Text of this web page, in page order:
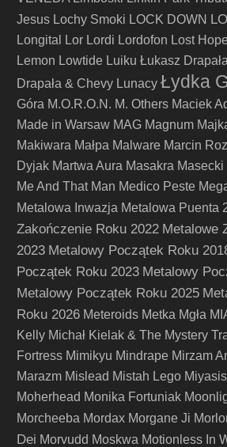
Jesus Lochy Smoki LOCK DOWN
Longital Lor Lordi Lordofon Lost
Lemon Lowtide Luiku Łukasz
Drapała & Chevy Lunacy Łydka
Góra M.O.R.O.N. M. Others Maciek
Made in Warsaw MAG Magnum
Makiwara Małpa Malware Marcin
Dyjak Martwa Aura Masakra
Me And That Man Medico Peste
Metalowa Inwazja Metalowa Puenta
Zakończenie Roku 2022 Metalowe
2023 Metalowy Początek Roku
Początek Roku 2023 Metalowy
Metalowy Początek Roku 2025
Roku 2026 Meteroids Metka Mgła
Kelly Michał Kielak & The Mystery
Fortress Mimikyu Mindrape Mirzam
Marazm Mislead Mistah Lego Miyasis
Moherhead Monika Fortuniak
Morcheeba Mordax Morgane Ji
Dei Morvudd Moskwa Motionless In